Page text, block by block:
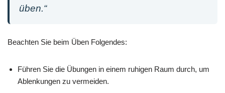
üben.“
Beachten Sie beim Üben Folgendes:
Führen Sie die Übungen in einem ruhigen Raum durch, um
Ablenkungen zu vermeiden.